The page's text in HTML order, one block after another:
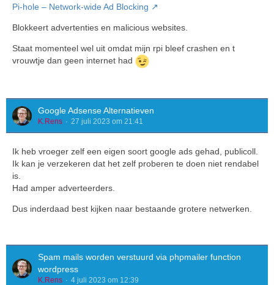
Pi-hole – Network-wide Ad Blocking
Blokkeert advertenties en malicious websites.
Staat momenteel wel uit omdat mijn rpi bleef crashen en t
vrouwtje dan geen internet had
Google Adsense Alternatieven
K.Rens 27 juli 2023 om 21:41
Ik heb vroeger zelf een eigen soort google ads gehad, publicoll.
Ik kan je verzekeren dat het zelf proberen te doen niet rendabel
is.
Had amper adverteerders.
Dus inderdaad best kijken naar bestaande grotere netwerken.
Spam mails worden verstuurd via phpmailer function
wordpress
K.Rens 4 juli 2023 om 12:39